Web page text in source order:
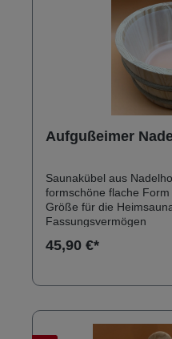
Aufgußeimer
Saunakübel aus
formschöne flache
Größe für die
Fassungsvermögen
45,90 €*